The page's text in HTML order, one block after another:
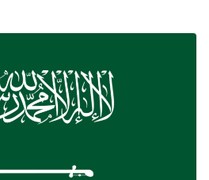
الرجل الذي سيصبح
البرتغال تعلن اعتزامها
فلسطين في سبتمبر